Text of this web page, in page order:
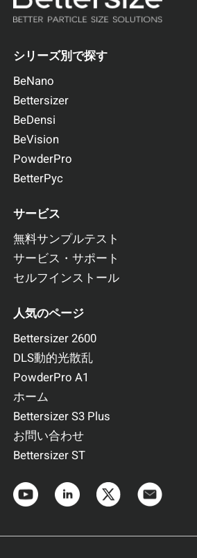
シリーズ別で探す
BeNano
Bettersizer
BeDensi
BeVision
PowderPro
BetterPyc
サービス
無料サンプルテスト
サービス・サポート
セルフインストール
人気のページ
Bettersizer 2600
DLS動的光散乱
PowderPro A1
ホーム
Bettersizer S3 Plus
お問い合わせ
Bettersizer ST